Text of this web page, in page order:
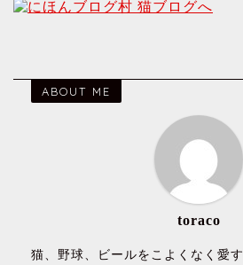
ABOUT ME
toraco
猫、野球、ビールをこよくなく愛す